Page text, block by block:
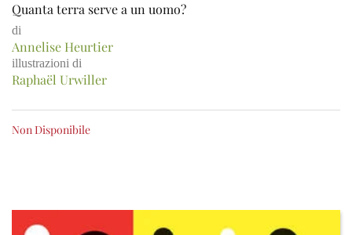
Quanta terra serve a un uomo?
di
Annelise Heurtier
illustrazioni di
Raphaël Urwiller
Non Disponibile